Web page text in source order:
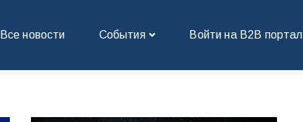
Все новости События Войти на В2В портал